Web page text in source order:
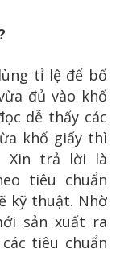
tỉ lệ để bố
đủ vào khổ
dễ thấy các
khổ giấy thì
Xin trả lời là
tiêu chuẩn
kỹ thuật. Nhờ
sản xuất ra
tiêu chuẩn